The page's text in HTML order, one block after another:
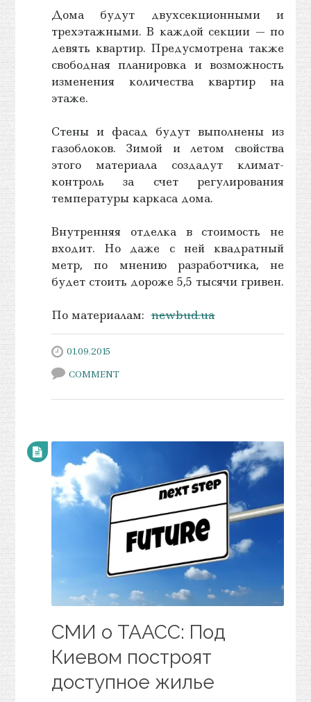
Дома будут двухсекционными и
трехэтажными. В каждой секции — по
девять квартир. Предусмотрена также
свободная планировка и возможность
изменения количества квартир на
этаже.
Стены и фасад будут выполнены из
газоблоков. Зимой и летом свойства
этого материала создадут климат-
контроль за счет регулирования
температуры каркаса дома.
Внутренняя отделка в стоимость не
входит. Но даже с ней квадратный
метр, по мнению разработчика, не
будет стоить дороже 5,5 тысячи гривен.
По материалам:newbud.ua
01.09.2015
COMMENT
СМИ о ТААСС: Под
Киевом построят
доступное жилье